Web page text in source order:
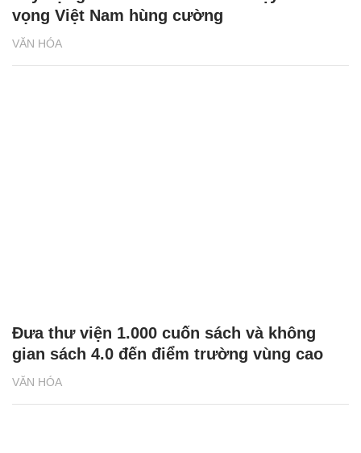
VĂN HÓA
vọng Việt Nam hùng cường
VĂN HÓA
Đưa thư viện 1.000 cuốn sách và không
gian sách 4.0 đến điểm trường vùng cao